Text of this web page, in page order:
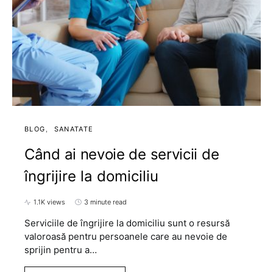
BLOG SANATATE
Când ai nevoie de servicii de
îngrijire la domiciliu
1.1K views 3 minute read
Serviciile de îngrijire la domiciliu sunt o resursă
valoroasă pentru persoanele care au nevoie de
sprijin pentru a…